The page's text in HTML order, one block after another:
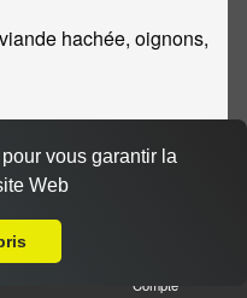
hachée, oignons,
Compte
vous garantir la
Web